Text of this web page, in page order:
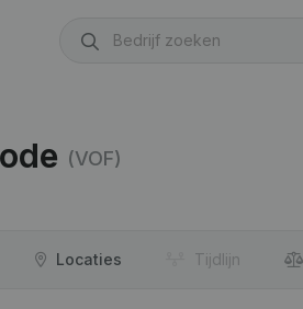
(VOF)
Locaties Tijdlijn